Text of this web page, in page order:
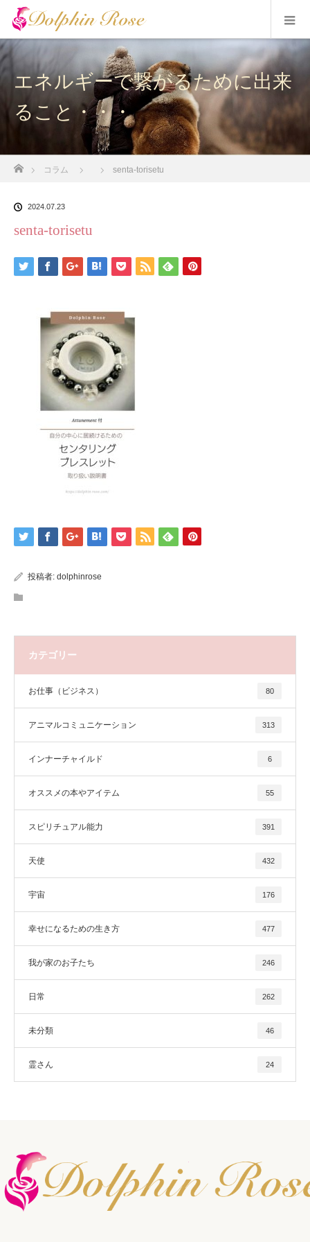
エネルギーで繋がるために出来
ること・・・
コラム senta-torisetu
2024.07.23
senta-torisetu
投稿者: dolphinrose
カテゴリー
お仕事（ビジネス） 80
アニマルコミュニケーション 313
インナーチャイルド 6
オススメの本やアイテム 55
スピリチュアル能力 391
天使 432
宇宙 176
幸せになるための生き方 477
我が家のお子たち 246
日常 262
未分類 46
霊さん 24